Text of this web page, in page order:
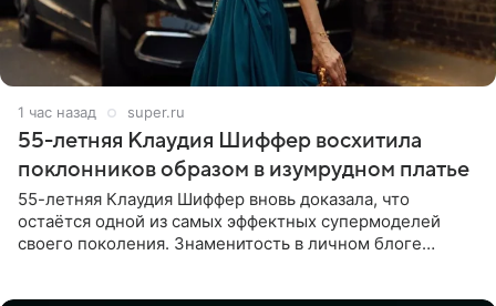
1 час назад super.ru
55-летняя Клаудия Шиффер восхитила
поклонников образом в изумрудном платье
55-летняя Клаудия Шиффер вновь доказала, что
остаётся одной из самых эффектных супермоделей
своего поколения. Знаменитость в личном блоге